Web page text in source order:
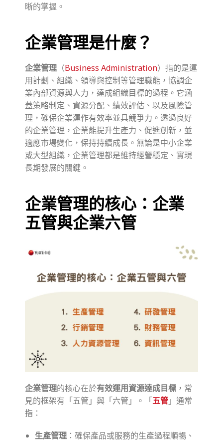
晰的掌握。
企業管理是什麼？
企業管理 （Business Administration）指的是運
用計劃、組織、領導與控制等管理職能，協調企
業內部資源與人力，達成組織目標的過程。它涵
蓋策略制定、資源分配、績效評估、以及風險管
理，確保企業運作有效率並具競爭力。透過良好
的企業管理，企業能提升生產力、促進創新，並
適應市場變化，保持持續成長。無論是中小企業
或大型組織，企業管理都是維持經營穩定、實現
長期發展的關鍵。
企業管理的核心：企業
五管與企業六管
企業管理的核心在於有效運用資源達成目標 ，常
見的框架有「五管」與「六管」。「五管」通常
指：
生產管理 ：確保產品或服務的生產過程順暢、